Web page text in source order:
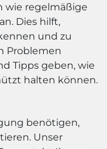
wie regelmäßige
Dies hilft,
und zu
Problemen
Tipps geben, wie
halten können.
benötigen,
Unser